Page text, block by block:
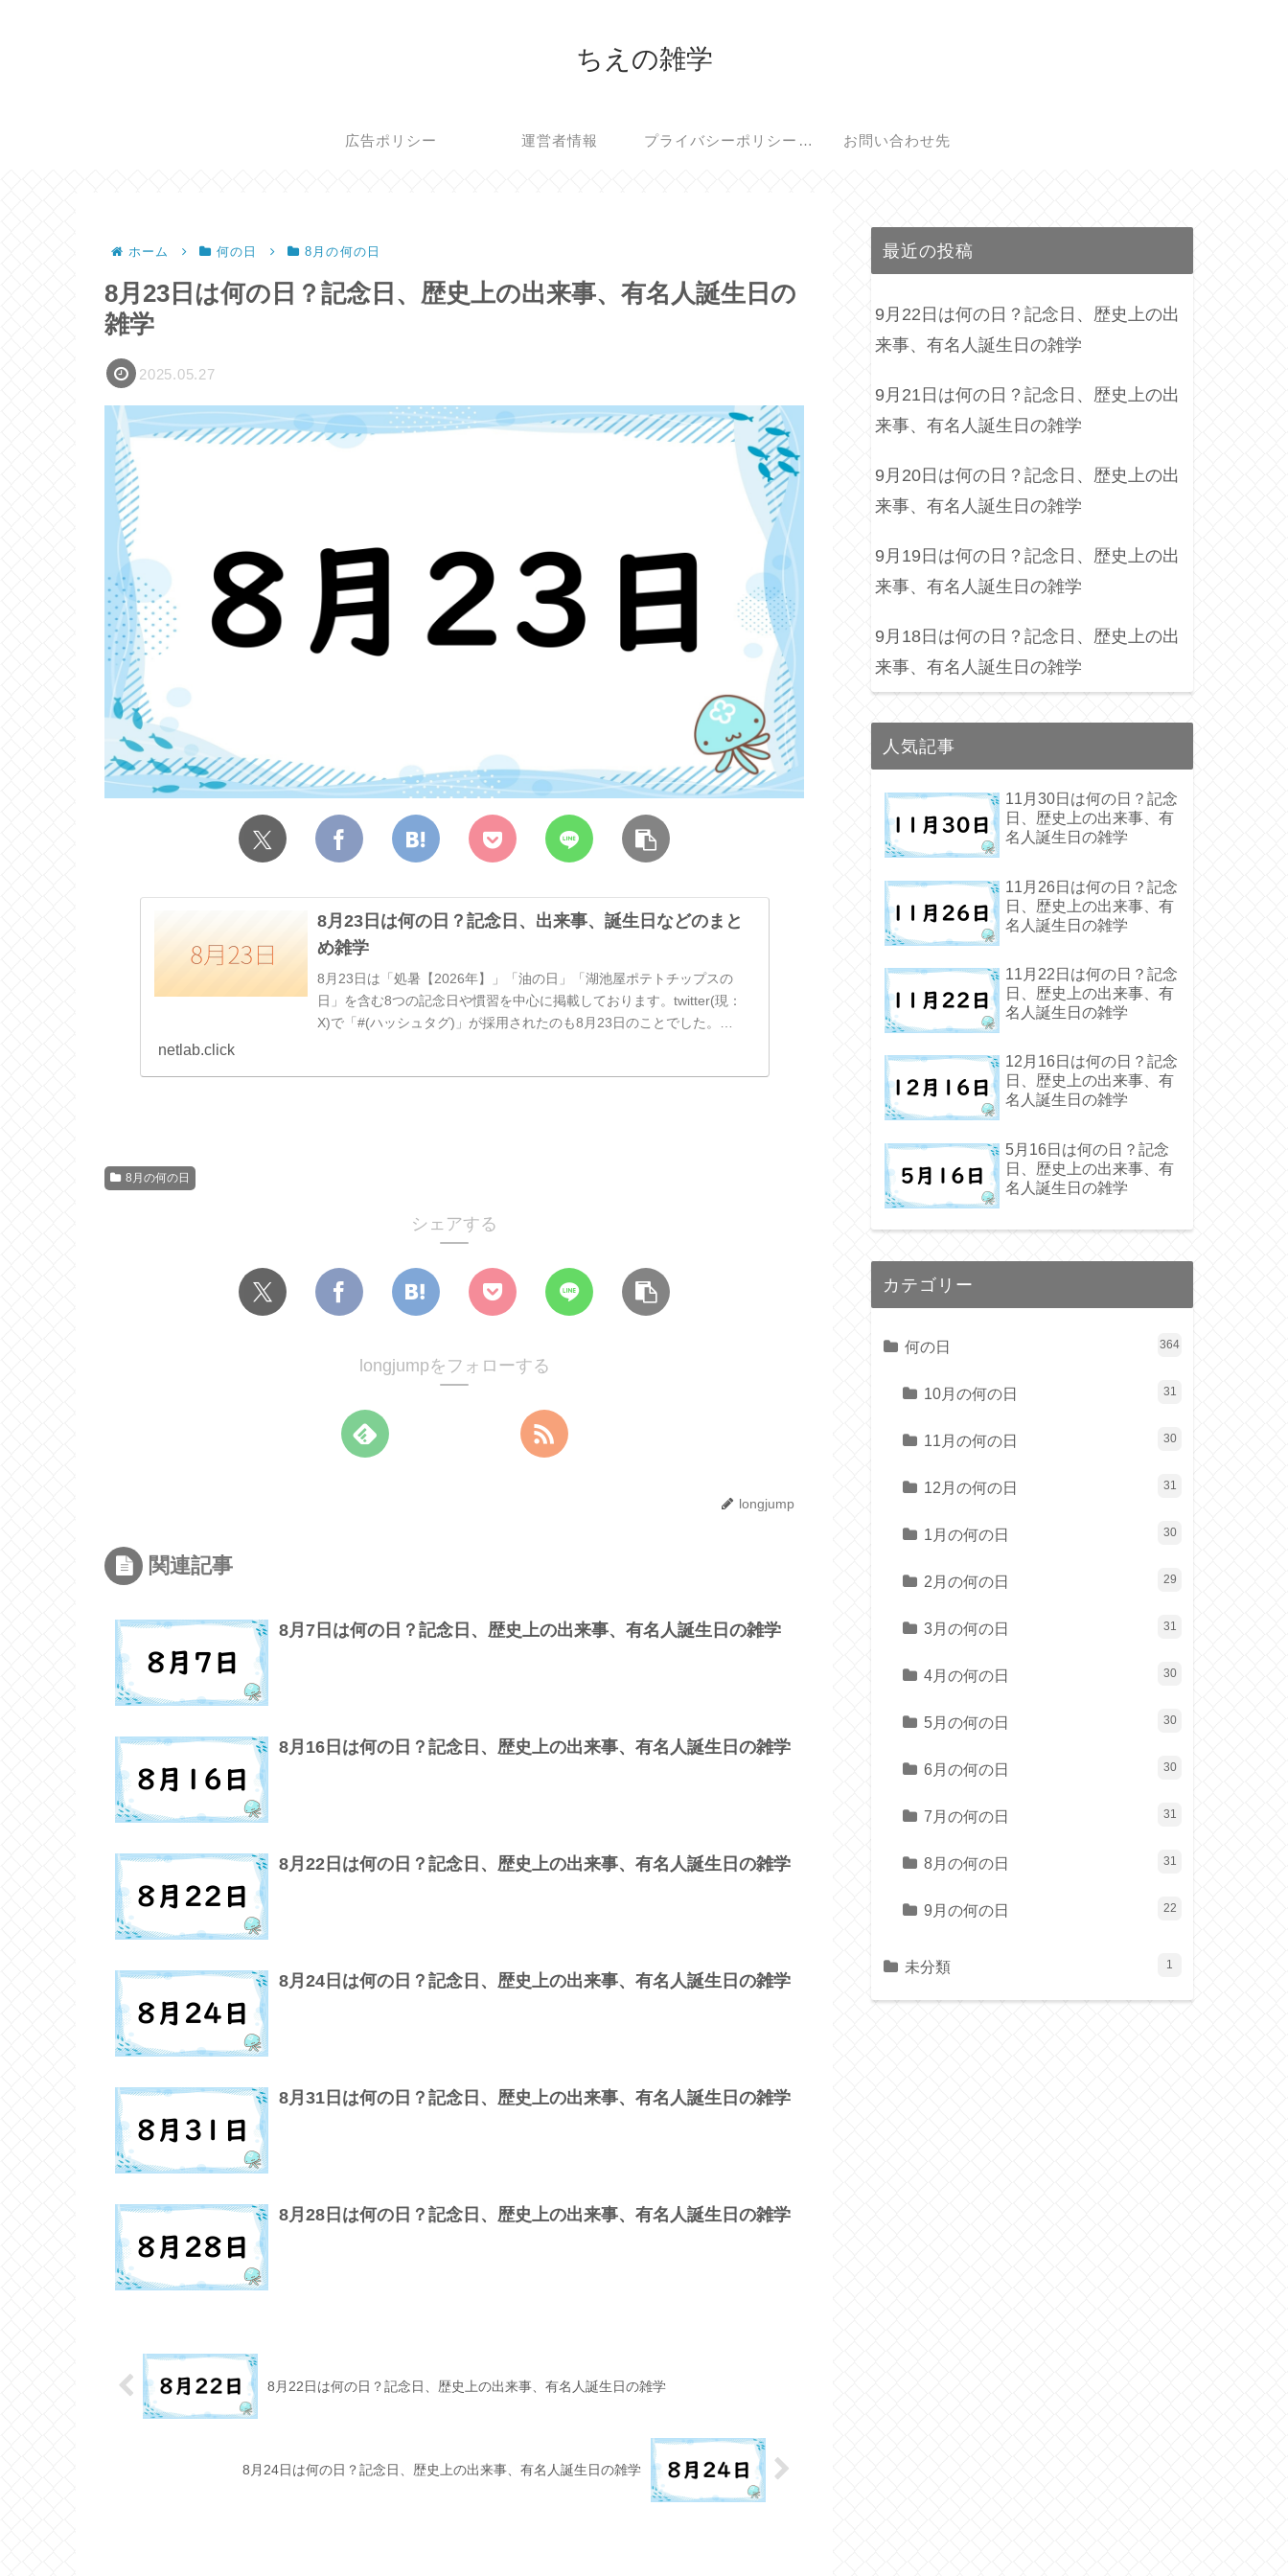
ちえの雑学
広告ポリシー 運営者情報 プライバシーポリシー・免責事項 お問い合わせ先
ホーム 何の日 8月の何の日
8月23日は何の日？記念日、歴史上の出来事、有名人誕生日の
雑学
2025.05.27
8月23日は何の日？記念日、出来事、誕生日などのまと
め雑学
8月23日は「処暑【2026年】」「油の日」「湖池屋ポテトチップスの
日」を含む8つの記念日や慣習を中心に掲載しております。twitter(現：
X)で「#(ハッシュタグ)」が採用されたのも8月23日のことでした。
netlab.click
8月の何の日
シェアする
longjumpをフォローする
longjump
関連記事
8月7日は何の日？記念日、歴史上の出来事、有名人誕生日の雑学
8月16日は何の日？記念日、歴史上の出来事、有名人誕生日の雑学
8月22日は何の日？記念日、歴史上の出来事、有名人誕生日の雑学
8月24日は何の日？記念日、歴史上の出来事、有名人誕生日の雑学
8月31日は何の日？記念日、歴史上の出来事、有名人誕生日の雑学
8月28日は何の日？記念日、歴史上の出来事、有名人誕生日の雑学
8月22日は何の日？記念日、歴史上の出来事、有名人誕生日の雑学
8月24日は何の日？記念日、歴史上の出来事、有名人誕生日の雑学
最近の投稿
9月22日は何の日？記念日、歴史上の出
来事、有名人誕生日の雑学
9月21日は何の日？記念日、歴史上の出
来事、有名人誕生日の雑学
9月20日は何の日？記念日、歴史上の出
来事、有名人誕生日の雑学
9月19日は何の日？記念日、歴史上の出
来事、有名人誕生日の雑学
9月18日は何の日？記念日、歴史上の出
来事、有名人誕生日の雑学
人気記事
11月30日は何の日？記念
日、歴史上の出来事、有
名人誕生日の雑学
11月26日は何の日？記念
日、歴史上の出来事、有
名人誕生日の雑学
11月22日は何の日？記念
日、歴史上の出来事、有
名人誕生日の雑学
12月16日は何の日？記念
日、歴史上の出来事、有
名人誕生日の雑学
5月16日は何の日？記念
日、歴史上の出来事、有
名人誕生日の雑学
カテゴリー
何の日 364
10月の何の日 31
11月の何の日 30
12月の何の日 31
1月の何の日 30
2月の何の日 29
3月の何の日 31
4月の何の日 30
5月の何の日 30
6月の何の日 30
7月の何の日 31
8月の何の日 31
9月の何の日 22
未分類 1